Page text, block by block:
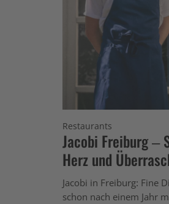
Restaurants
Jacobi Freiburg –
Herz und
Jacobi in Freiburg: Fine
schon nach einem Jahr